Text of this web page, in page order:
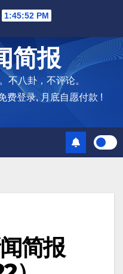
1:45:53 PM
简报
不八卦，不评论。
费登录, 月底自愿付款 !
简报